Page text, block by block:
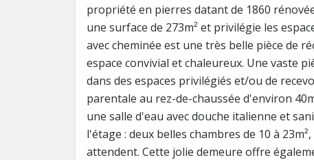
propriété en pierres datant de 1860
une surface de 273m² et privilégie les
avec cheminée est une très belle pièce de
espace convivial et chaleureux. Une vaste
dans des espaces privilégiés et/ou de
parentale au rez-de-chaussée d'environ
une salle d'eau avec douche italienne et
l'étage : deux belles chambres de 10 à
attendent. Cette jolie demeure offre